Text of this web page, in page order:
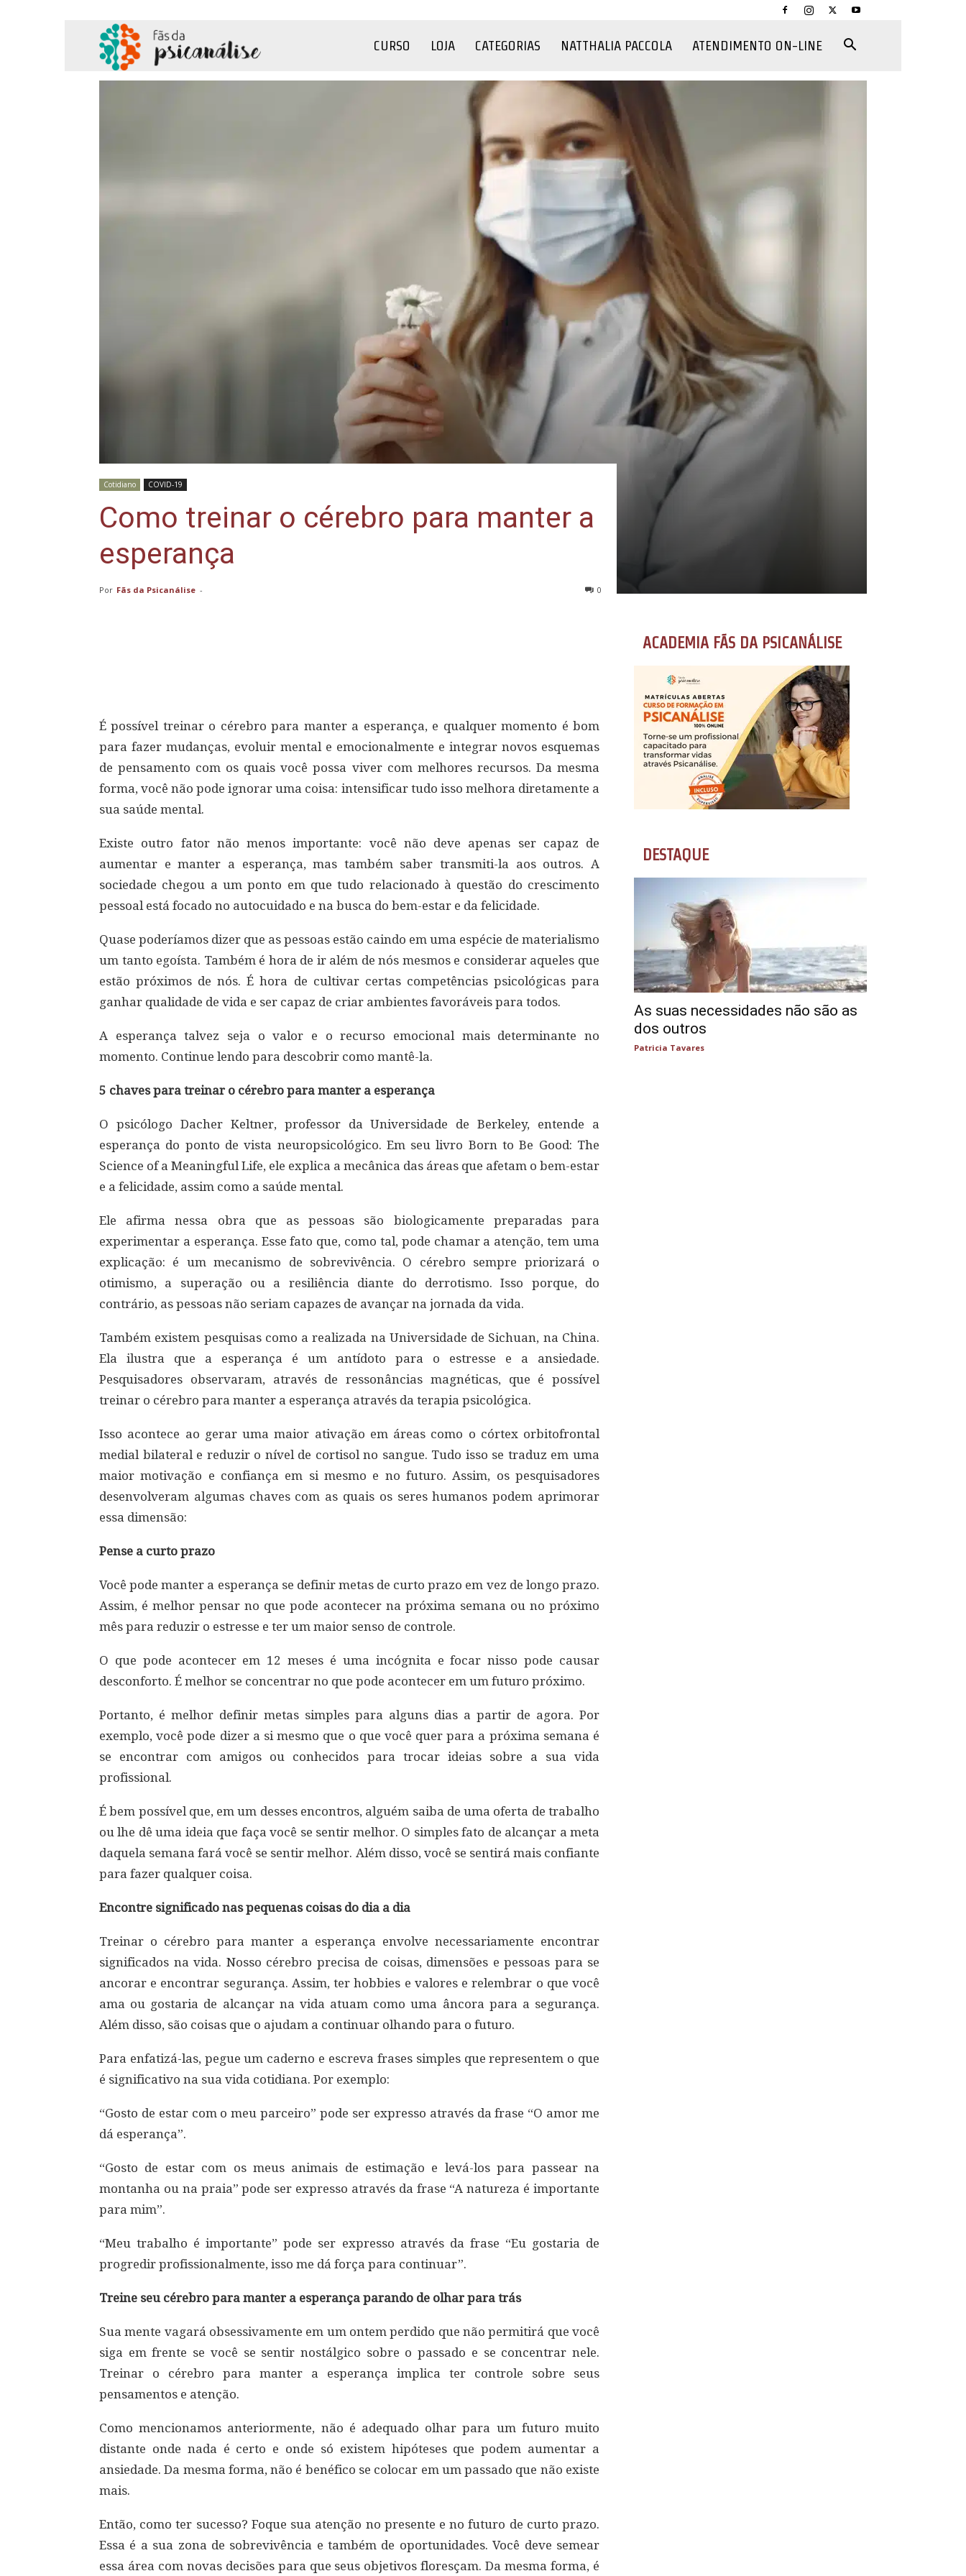
CURSO LOJA CATEGORIAS NATTHALIA PACCOLA ATENDIMENTO ON-LINE
Cotidiano COVID-19
Como treinar o cérebro para manter a
esperança
Por Fãs da Psicanálise - 0
É possível treinar o cérebro para manter a esperança, e qualquer momento é bom
para fazer mudanças, evoluir mental e emocionalmente e integrar novos esquemas
de pensamento com os quais você possa viver com melhores recursos. Da mesma
forma, você não pode ignorar uma coisa: intensificar tudo isso melhora diretamente a
sua saúde mental.
Existe outro fator não menos importante: você não deve apenas ser capaz de
aumentar e manter a esperança, mas também saber transmiti-la aos outros. A
sociedade chegou a um ponto em que tudo relacionado à questão do crescimento
pessoal está focado no autocuidado e na busca do bem-estar e da felicidade.
Quase poderíamos dizer que as pessoas estão caindo em uma espécie de materialismo
um tanto egoísta. Também é hora de ir além de nós mesmos e considerar aqueles que
estão próximos de nós. É hora de cultivar certas competências psicológicas para
ganhar qualidade de vida e ser capaz de criar ambientes favoráveis ​​para todos.
A esperança talvez seja o valor e o recurso emocional mais determinante no
momento. Continue lendo para descobrir como mantê-la.
5 chaves para treinar o cérebro para manter a esperança
O psicólogo Dacher Keltner, professor da Universidade de Berkeley, entende a
esperança do ponto de vista neuropsicológico. Em seu livro Born to Be Good: The
Science of a Meaningful Life, ele explica a mecânica das áreas que afetam o bem-estar
e a felicidade, assim como a saúde mental.
Ele afirma nessa obra que as pessoas são biologicamente preparadas para
experimentar a esperança. Esse fato que, como tal, pode chamar a atenção, tem uma
explicação: é um mecanismo de sobrevivência. O cérebro sempre priorizará o
otimismo, a superação ou a resiliência diante do derrotismo. Isso porque, do
contrário, as pessoas não seriam capazes de avançar na jornada da vida.
Também existem pesquisas como a realizada na Universidade de Sichuan, na China.
Ela ilustra que a esperança é um antídoto para o estresse e a ansiedade.
Pesquisadores observaram, através de ressonâncias magnéticas, que é possível
treinar o cérebro para manter a esperança através da terapia psicológica.
Isso acontece ao gerar uma maior ativação em áreas como o córtex orbitofrontal
medial bilateral e reduzir o nível de cortisol no sangue. Tudo isso se traduz em uma
maior motivação e confiança em si mesmo e no futuro. Assim, os pesquisadores
desenvolveram algumas chaves com as quais os seres humanos podem aprimorar
essa dimensão:
Pense a curto prazo
Você pode manter a esperança se definir metas de curto prazo em vez de longo prazo.
Assim, é melhor pensar no que pode acontecer na próxima semana ou no próximo
mês para reduzir o estresse e ter um maior senso de controle.
O que pode acontecer em 12 meses é uma incógnita e focar nisso pode causar
desconforto. É melhor se concentrar no que pode acontecer em um futuro próximo.
Portanto, é melhor definir metas simples para alguns dias a partir de agora. Por
exemplo, você pode dizer a si mesmo que o que você quer para a próxima semana é
se encontrar com amigos ou conhecidos para trocar ideias sobre a sua vida
profissional.
É bem possível que, em um desses encontros, alguém saiba de uma oferta de trabalho
ou lhe dê uma ideia que faça você se sentir melhor. O simples fato de alcançar a meta
daquela semana fará você se sentir melhor. Além disso, você se sentirá mais confiante
para fazer qualquer coisa.
Encontre significado nas pequenas coisas do dia a dia
Treinar o cérebro para manter a esperança envolve necessariamente encontrar
significados na vida. Nosso cérebro precisa de coisas, dimensões e pessoas para se
ancorar e encontrar segurança. Assim, ter hobbies e valores e relembrar o que você
ama ou gostaria de alcançar na vida atuam como uma âncora para a segurança.
Além disso, são coisas que o ajudam a continuar olhando para o futuro.
Para enfatizá-las, pegue um caderno e escreva frases simples que representem o que
é significativo na sua vida cotidiana. Por exemplo:
“Gosto de estar com o meu parceiro” pode ser expresso através da frase “O amor me
dá esperança”.
“Gosto de estar com os meus animais de estimação e levá-los para passear na
montanha ou na praia” pode ser expresso através da frase “A natureza é importante
para mim”.
“Meu trabalho é importante” pode ser expresso através da frase “Eu gostaria de
progredir profissionalmente, isso me dá força para continuar”.
Treine seu cérebro para manter a esperança parando de olhar para trás
Sua mente vagará obsessivamente em um ontem perdido que não permitirá que você
siga em frente se você se sentir nostálgico sobre o passado e se concentrar nele.
Treinar o cérebro para manter a esperança implica ter controle sobre seus
pensamentos e atenção.
Como mencionamos anteriormente, não é adequado olhar para um futuro muito
distante onde nada é certo e onde só existem hipóteses que podem aumentar a
ansiedade. Da mesma forma, não é benéfico se colocar em um passado que não existe
mais.
Então, como ter sucesso? Foque sua atenção no presente e no futuro de curto prazo.
Essa é a sua zona de sobrevivência e também de oportunidades. Você deve semear
essa área com novas decisões para que seus objetivos floresçam. Da mesma forma, é
ACADEMIA FÃS DA PSICANÁLISE
DESTAQUE
As suas necessidades não são as
dos outros
Patricia Tavares